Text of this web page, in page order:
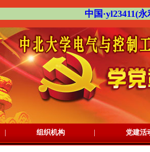
中国·yl23411(
| 组织机构 | 党建活